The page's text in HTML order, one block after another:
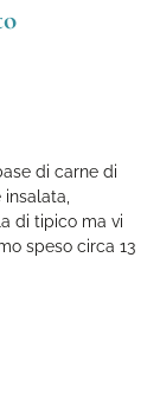
di carne di
di tipico ma vi
speso circa 13